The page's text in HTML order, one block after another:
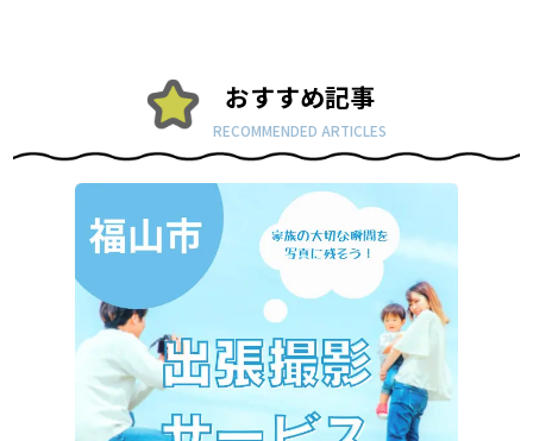
おすすめ記事
RECOMMENDED ARTICLES